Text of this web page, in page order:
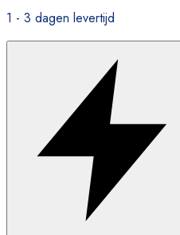
1 - 3 dagen levertijd